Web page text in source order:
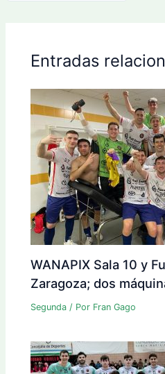
Entradas
WANAPIX Sala 10 y
Zaragoza; dos
Segunda / Por Fran Gago